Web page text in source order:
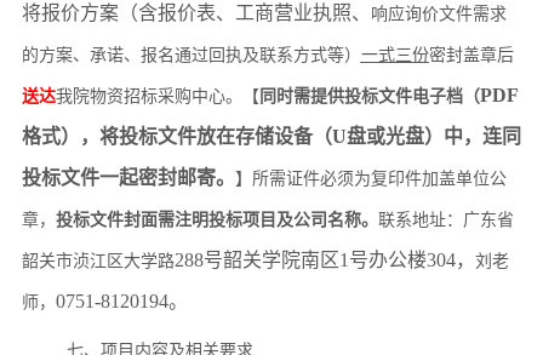
将报价方案（含报价表、工商营业执照、
响应询价文件需求
的方案、承诺、报名通过回执及联系方式等） 一式三份密封盖章后
送达我院物资招标采购中心。 【同时需提供投标文件电子档（PDF
格式），将投标文件放在存储设备（U盘或光盘）中，连同
投标文件一起密封邮寄。 】 所需证件必须为复印件加盖单位公
章， 投标文件封面需注明投标项目及公司名称。 联系地址：广东省
韶关市浈江区大学路288号韶关学院南区1号办公楼304， 刘 老
师， 0751-8120194。
七、项目内容及相关要求